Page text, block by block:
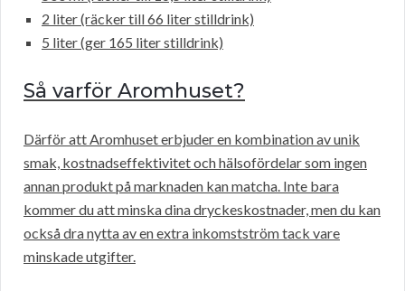
2 liter (räcker till 66 liter stilldrink)
5 liter (ger 165 liter stilldrink)
Så varför Aromhuset?
Därför att Aromhuset erbjuder en kombination av unik
smak, kostnadseffektivitet och hälsofördelar som ingen
annan produkt på marknaden kan matcha. Inte bara
kommer du att minska dina dryckeskostnader, men du kan
också dra nytta av en extra inkomstström tack vare
minskade utgifter.